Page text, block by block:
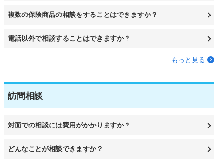
複数の保険商品の相談をすることはできますか？
電話以外で相談することはできますか？
もっと見る
訪問相談
対面での相談には費用がかかりますか？
どんなことが相談できますか？